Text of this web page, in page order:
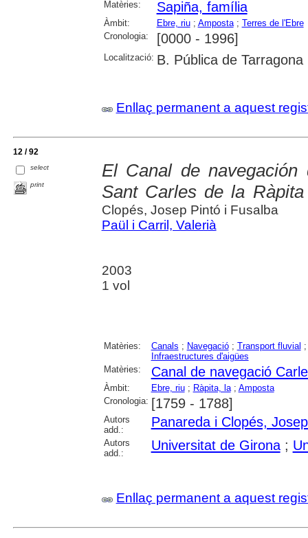
Matèries: Sapiña, família
Àmbit: Ebre, riu; Amposta; Terres de l'Ebre
Cronologia:
[0000 - 1996]
Localització: B. Pública de Tarragona
Enllaç permanent a aquest
12 / 92
select
print
El Canal de
Sant Carles de la Ràpita
Clopés, Josep Pintó i Fusalba
Paül i Carril, Valerià
2003
1 vol
Matèries: Canals ; Navegació; Transport fluvial
Infraestructures d'aigües
Matèries:
Canal de navegació
Àmbit: Ebre, riu; Ràpita, la; Amposta
Cronologia: [1759 - 1788]
Autors
add.:
Panareda i Clopés,
Autors
add.:
Universitat de Girona;
Enllaç permanent a aquest